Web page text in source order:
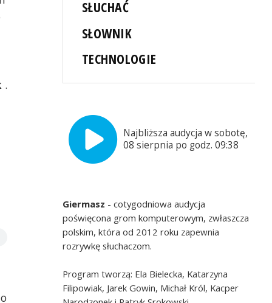
.
SŁUCHAĆ
SŁOWNIK
TECHNOLOGIE
Najbliższa audycja w sobotę,
08 sierpnia po godz. 09:38
Giermasz - cotygodniowa audycja
poświęcona grom komputerowym, zwłaszcza
polskim, która od 2012 roku zapewnia
rozrywkę słuchaczom.
Program tworzą: Ela Bielecka, Katarzyna
Filipowiak, Jarek Gowin, Michał Król, Kacper